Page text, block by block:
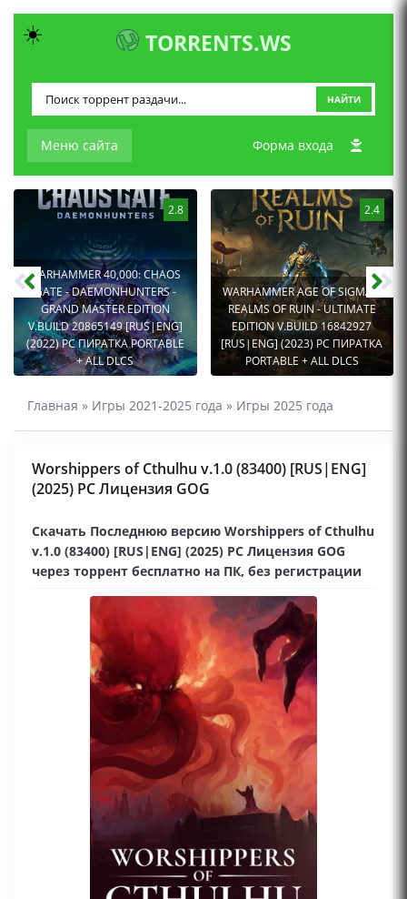
TORRENTS.WS
Меню сайта
НАЙТИ
Форма входа
2.8
WARHAMMER 40,000: CHAOS
GATE - DAEMONHUNTERS -
GRAND MASTER EDITION
V.BUILD 20865149 [RUS|ENG]
(2022) PC ПИРАТКА PORTABLE
+ ALL DLCS
2.4
WARHAMMER AGE OF SIGMAR:
REALMS OF RUIN - ULTIMATE
EDITION V.BUILD 16842927
[RUS|ENG] (2023) PC ПИРАТКА
PORTABLE + ALL DLCS
Главная » Игры 2021-2025 года » Игры 2025 года
Worshippers of Cthulhu v.1.0 (83400) [RUS|ENG]
(2025) PC Лицензия GOG
Скачать Последнюю версию Worshippers of Cthulhu
v.1.0 (83400) [RUS|ENG] (2025) PC Лицензия GOG
через торрент бесплатно на ПК, без регистрации
☀️